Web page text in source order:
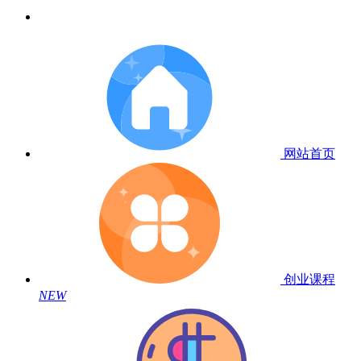
网站首页
创业课程
NEW